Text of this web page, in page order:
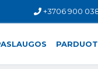
+3706 900